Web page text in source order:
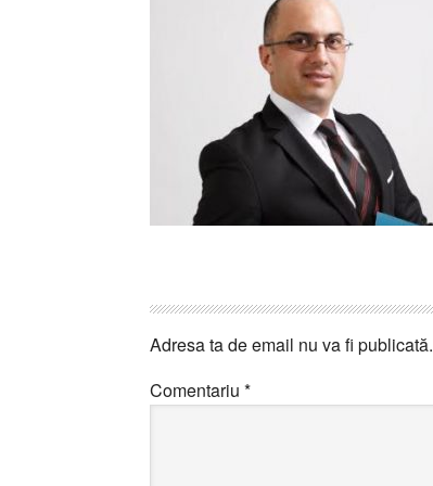
Interactions
Adresa ta de email nu va fi publicată.
Comentariu *